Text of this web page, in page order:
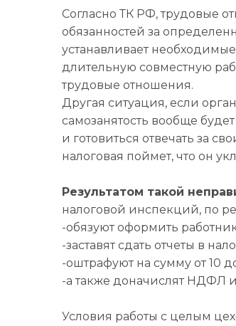
Согласно ТК РФ, трудовые
обязанностей за
устанавливает
длительную совместную
трудовые отношения.
Другая ситуация, если
самозанятость вообще
и готовиться отвечать за
налоговая поймет, что он
Результатом такой
налоговой инспекций, по
-обязуют оформить
-заставят сдать отчеты в
-оштрафуют на сумму от 10
-а также доначислят НДФЛ
Условия работы с целым